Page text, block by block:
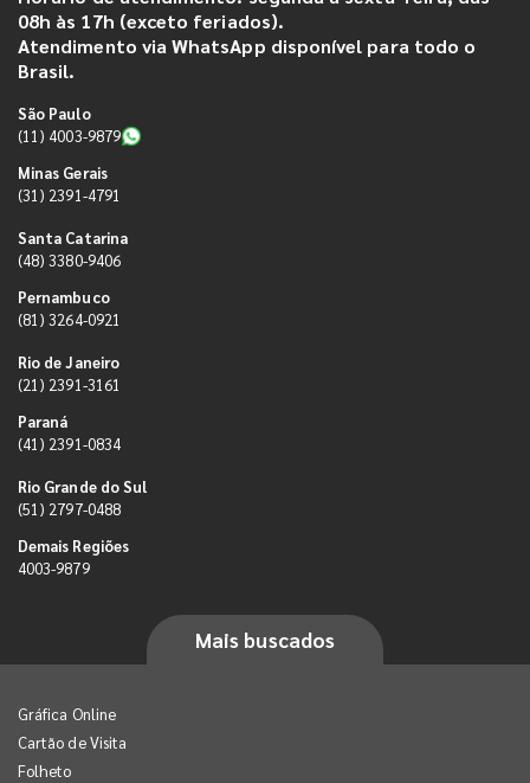
08h às 17h (exceto feriados).
Atendimento via WhatsApp disponível para todo o
Brasil.
São Paulo
(11) 4003-9879
Minas Gerais
(31) 2391-4791
Santa Catarina
(48) 3380-9406
Pernambuco
(81) 3264-0921
Rio de Janeiro
(21) 2391-3161
Paraná
(41) 2391-0834
Rio Grande do Sul
(51) 2797-0488
Demais Regiões
4003-9879
Mais buscados
Gráfica Online
Cartão de Visita
Folheto